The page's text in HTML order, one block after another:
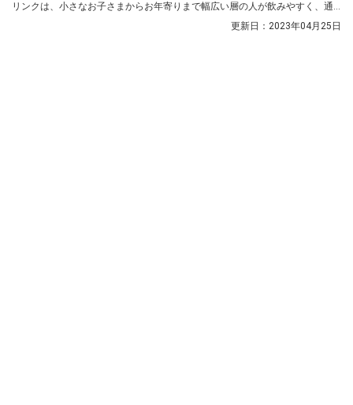
リンクは、小さなお子さまからお年寄りまで幅広い層の人が飲みやすく、通
勤・通学前やランチタイム、寝る前など時間を問わず楽しめるのも人気の理
更新日： 2023年04月25日